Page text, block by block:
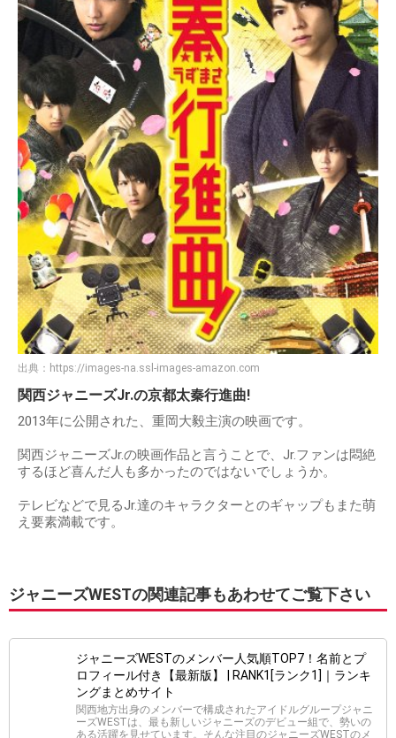
出典： https://images-na.ssl-images-amazon.com
関西ジャニーズJr.の京都太秦行進曲!
2013年に公開された、重岡大毅主演の映画です。
関西ジャニーズJr.の映画作品と言うことで、Jr.ファンは悶絶
するほど喜んだ人も多かったのではないでしょうか。
テレビなどで見るJr.達のキャラクターとのギャップもまた萌
え要素満載です。
ジャニーズWESTの関連記事もあわせてご覧下さい
ジャニーズWESTのメンバー人気順TOP7！名前とプ
ロフィール付き【最新版】 | RANK1[ランク1]｜ランキ
ングまとめサイト
関西地方出身のメンバーで構成されたアイドルグループジャニ
ーズWESTは、最も新しいジャニーズのデビュー組で、勢いの
ある活躍を見せています。そんな注目のジャニーズWESTのメ